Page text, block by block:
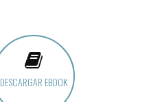
DESCARGAR EBOOK